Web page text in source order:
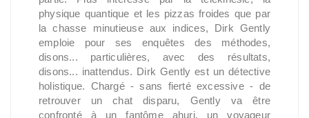
physique quantique et les pizzas froides que par
la chasse minutieuse aux indices, Dirk Gently
emploie pour ses enquêtes des méthodes,
disons... particulières, avec des résultats,
disons... inattendus. Dirk Gently est un détective
holistique. Chargé - sans fierté excessive - de
retrouver un chat disparu, Gently va être
confronté à un fantôme ahuri, un voyageur